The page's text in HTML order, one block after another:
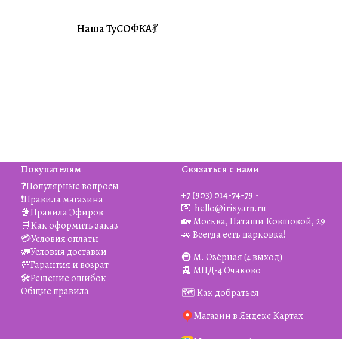
#Совместники
Наша ТуСОФКА💃
Покупателям
❓Популярные вопросы
❗️Правила магазина
🍿Правила Эфиров
🛒Как оформить заказ
💳Условия оплаты
🚛Условия доставки
💯Гарантия и возрат
🛠️Решение ошибок
Общие правила
Связаться с нами
+7 (903) 014-74-79‬
💌 hello@irisyarn.ru
🏡 Москва, Наташи Ковшовой, 29
🚗 Всегда есть парковка!
🚇 М. Озёрная (4 выход)
🚉 МЦД-4 Очаково
🗺️ Как добраться
Магазин в Яндекс Картах